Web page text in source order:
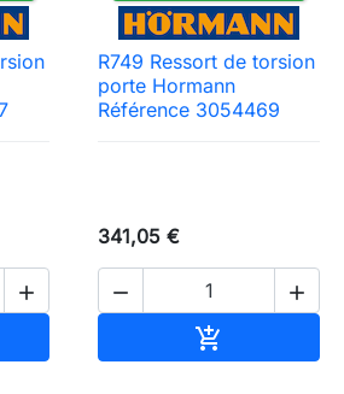

R749 Ressort de torsion
porte Hormann
Référence 3054469
341,05 €
 
